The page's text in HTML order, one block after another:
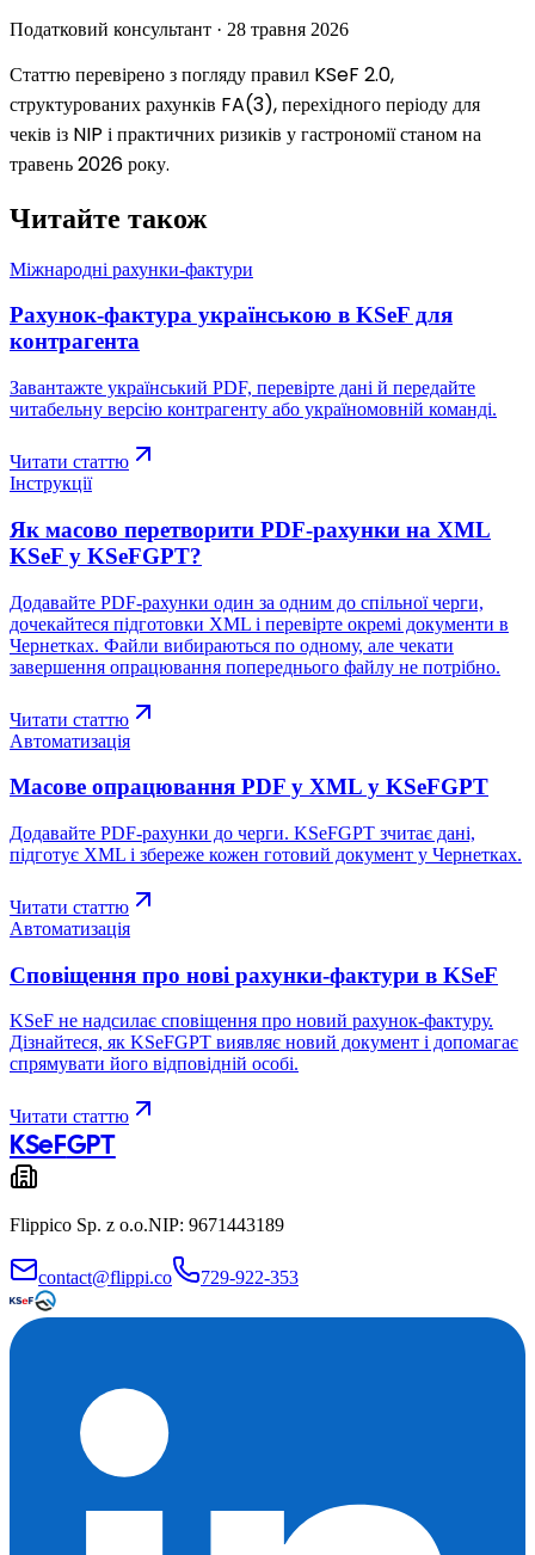
Податковий консультант · 28 травня 2026
Статтю перевірено з погляду правил KSeF 2.0,
структурованих рахунків FA(3), перехідного періоду для
чеків із NIP і практичних ризиків у гастрономії станом на
травень 2026 року.
Читайте також
Міжнародні рахунки-фактури
Рахунок-фактура українською в KSeF для
контрагента
Завантажте український PDF, перевірте дані й передайте
читабельну версію контрагенту або україномовній команді.
Читати статтю
Інструкції
Як масово перетворити PDF-рахунки на XML
KSeF у KSeFGPT?
Додавайте PDF-рахунки один за одним до спільної черги,
дочекайтеся підготовки XML і перевірте окремі документи в
Чернетках. Файли вибираються по одному, але чекати
завершення опрацювання попереднього файлу не потрібно.
Читати статтю
Автоматизація
Масове опрацювання PDF у XML у KSeFGPT
Додавайте PDF-рахунки до черги. KSeFGPT зчитає дані,
підготує XML і збереже кожен готовий документ у Чернетках.
Читати статтю
Автоматизація
Сповіщення про нові рахунки-фактури в KSeF
KSeF не надсилає сповіщення про новий рахунок-фактуру.
Дізнайтеся, як KSeFGPT виявляє новий документ і допомагає
спрямувати його відповідній особі.
Читати статтю
KSeFGPT
Flippico Sp. z o.o.NIP: 9671443189
contact@flippi.co 729-922-353